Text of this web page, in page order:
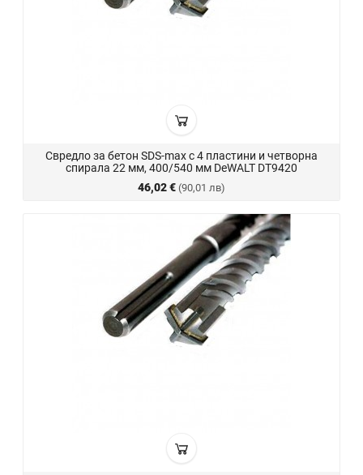
Свредло за бетон SDS-max с 4 пластини и четворна
спирала 22 мм, 400/540 мм DeWALT DT9420
46,02 € (90,01 лв)